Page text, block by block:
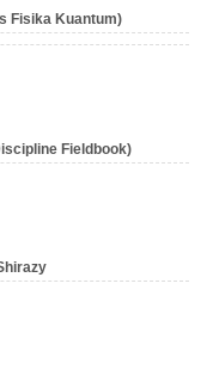
Fisika Kuantum)
Fieldbook)